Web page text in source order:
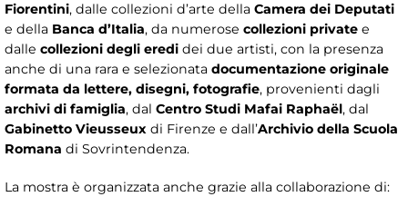
Fiorentini, dalle collezioni d’arte della Camera dei Deputati
e della Banca d’Italia, da numerose collezioni private e
dalle collezioni degli eredi dei due artisti, con la presenza
anche di una rara e selezionata documentazione originale
formata da lettere, disegni, fotografie, provenienti dagli
archivi di famiglia, dal Centro Studi Mafai Raphaël, dal
Gabinetto Vieusseux di Firenze e dall’Archivio della Scuola
Romana di Sovrintendenza.
La mostra è organizzata anche grazie alla collaborazione di: